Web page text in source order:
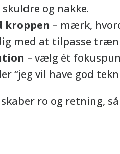
og nakke.
kroppen – mærk,
med at tilpasse
– vælg ét
“jeg vil have god
skaber ro og retning,